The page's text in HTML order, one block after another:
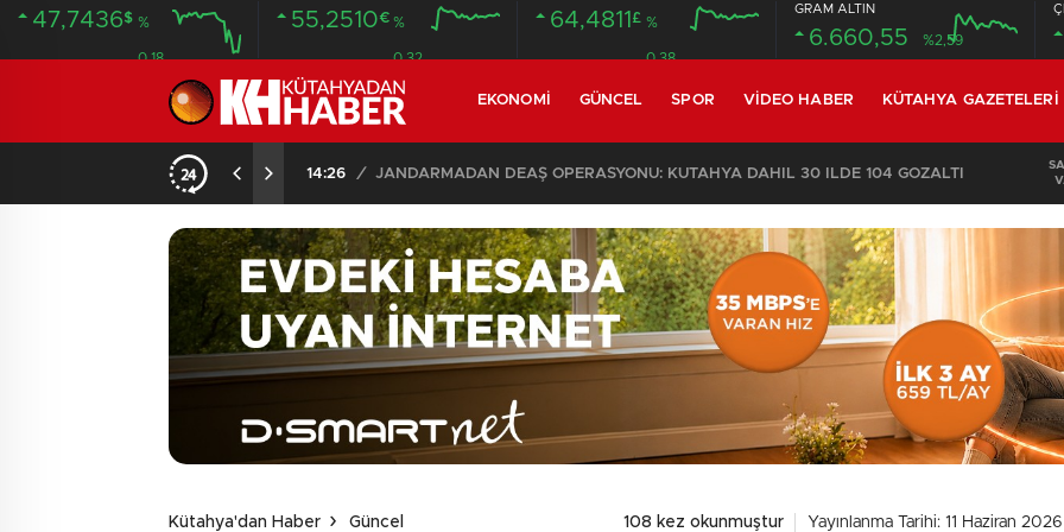
47,7436$ %
0.18
55,2510€ %
0.32
64,4811 £ %
0.38
GRAM ALTIN
6.660,55 %2,59
EKONOMI GÜNCEL SPOR VIDEO HABER KÜTAHYA GAZETELERI
02:03 / KOMŞULARI ÖLDÜĞÜNÜ SANDI, YAŞLI KADINI ÇÖP YIĞINININ ARASINDA BULUNDU
Kütahya'dan Haber Güncel 108 kez okunmuştur Yayınlanma Tarihi: 11 Haziran